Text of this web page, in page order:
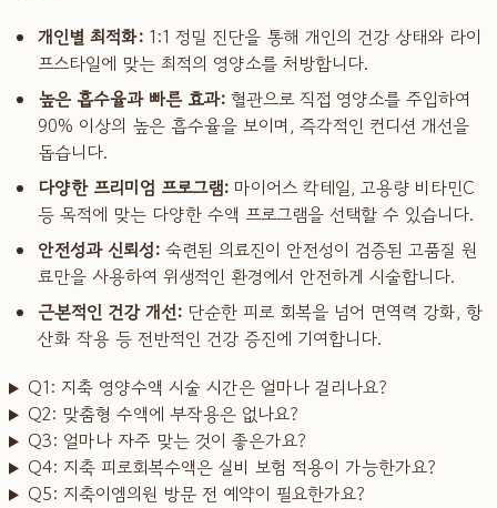
개인별 최적화: 1:1 정밀 진단을 통해 개인의 건강 상태와 라이
프스타일에 맞는 최적의 영양소를 처방합니다.
높은 흡수율과 빠른 효과: 혈관으로 직접 영양소를 주입하여
90% 이상의 높은 흡수율을 보이며, 즉각적인 컨디션 개선을
돕습니다.
다양한 프리미엄 프로그램: 마이어스 칵테일, 고용량 비타민C
등 목적에 맞는 다양한 수액 프로그램을 선택할 수 있습니다.
안전성과 신뢰성: 숙련된 의료진이 안전성이 검증된 고품질 원
료만을 사용하여 위생적인 환경에서 안전하게 시술합니다.
근본적인 건강 개선: 단순한 피로 회복을 넘어 면역력 강화, 항
산화 작용 등 전반적인 건강 증진에 기여합니다.
Q1: 지축 영양수액 시술 시간은 얼마나 걸리나요?
Q2: 맞춤형 수액에 부작용은 없나요?
Q3: 얼마나 자주 맞는 것이 좋은가요?
Q4: 지축 피로회복수액은 실비 보험 적용이 가능한가요?
Q5: 지축이엠의원 방문 전 예약이 필요한가요?